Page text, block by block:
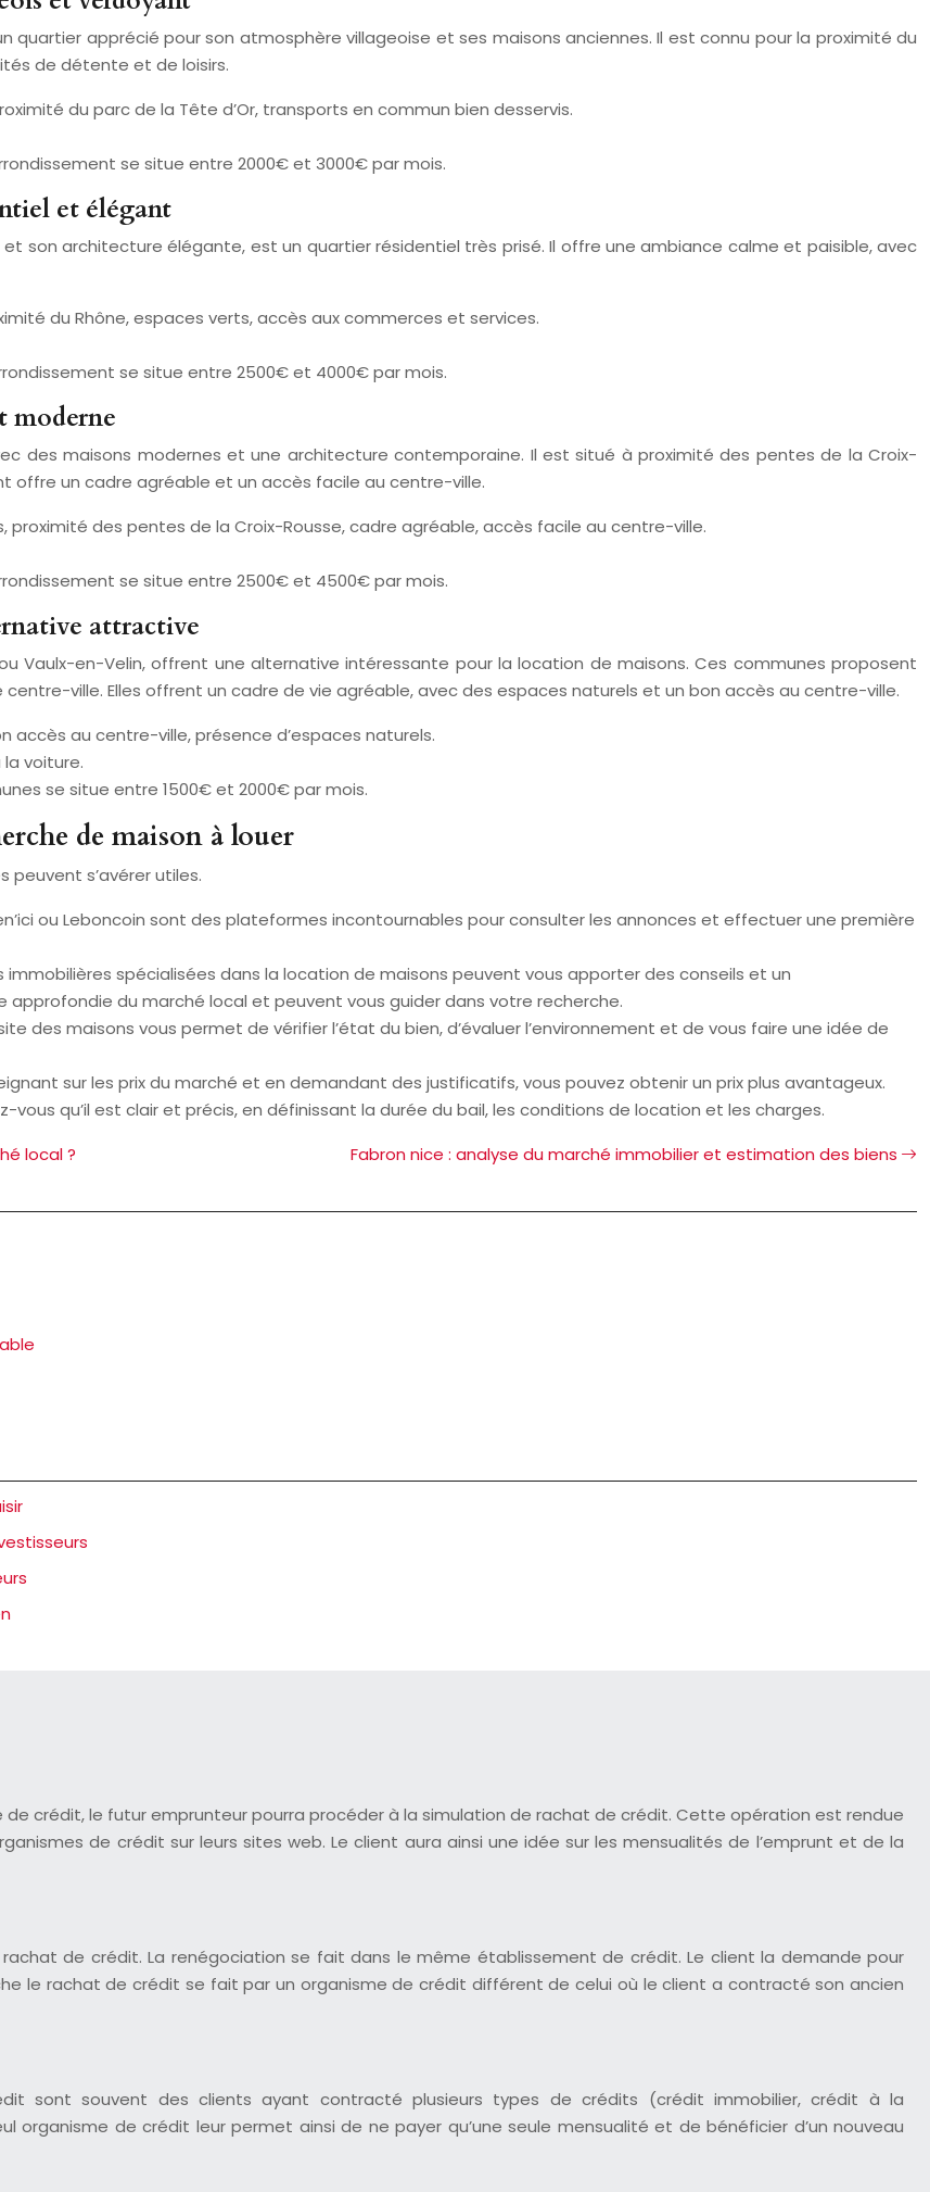
quartier apprécié pour son atmosphère villageoise et ses maisons anciennes. Il est connu pour la proximité du
de détente et de loisirs.
du parc de la Tête d’Or, transports en commun bien desservis.
se situe entre 2000€ et 3000€ par mois.
et élégant
son architecture élégante, est un quartier résidentiel très prisé. Il offre une ambiance calme et paisible, avec
du Rhône, espaces verts, accès aux commerces et services.
se situe entre 2500€ et 4000€ par mois.
moderne
des maisons modernes et une architecture contemporaine. Il est situé à proximité des pentes de la Croix-
offre un cadre agréable et un accès facile au centre-ville.
proximité des pentes de la Croix-Rousse, cadre agréable, accès facile au centre-ville.
se situe entre 2500€ et 4500€ par mois.
attractive
Vaulx-en-Velin, offrent une alternative intéressante pour la location de maisons. Ces communes proposent
ville. Elles offrent un cadre de vie agréable, avec des espaces naturels et un bon accès au centre-ville.
accès au centre-ville, présence d’espaces naturels.
voiture.
se situe entre 1500€ et 2000€ par mois.
de maison à louer
peuvent s’avérer utiles.
ou Leboncoin sont des plateformes incontournables pour consulter les annonces et effectuer une première
immobilières spécialisées dans la location de maisons peuvent vous apporter des conseils et un
du marché local et peuvent vous guider dans votre recherche.
des maisons vous permet de vérifier l’état du bien, d’évaluer l’environnement et de vous faire une idée de
sur les prix du marché et en demandant des justificatifs, vous pouvez obtenir un prix plus avantageux.
vous qu’il est clair et précis, en définissant la durée du bail, les conditions de location et les charges.
local ?
Fabron nice : analyse du marché immobilier et estimation des biens
crédit, le futur emprunteur pourra procéder à la simulation de rachat de crédit. Cette opération est rendue
de crédit sur leurs sites web. Le client aura ainsi une idée sur les mensualités de l’emprunt et de la
de crédit. La renégociation se fait dans le même établissement de crédit. Le client la demande pour
le rachat de crédit se fait par un organisme de crédit différent de celui où le client a contracté son ancien
sont souvent des clients ayant contracté plusieurs types de crédits (crédit immobilier, crédit à la
organisme de crédit leur permet ainsi de ne payer qu’une seule mensualité et de bénéficier d’un nouveau